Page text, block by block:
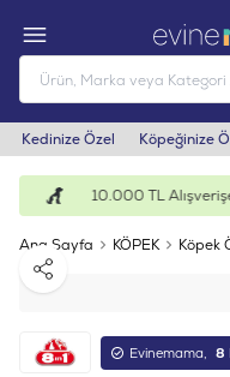
Kedinize Özel Köpeğinize
10.000 TL
Ana Sayfa KÖPEK Köpek
Paylaş
Evinemama, 8